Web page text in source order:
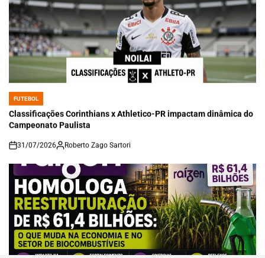
POSTED
IN
FUTEBOL
Classificações Corinthians x Athletico-PR impactam dinâmica do
Campeonato Paulista
on
31/07/2026 Roberto Zago Sartori